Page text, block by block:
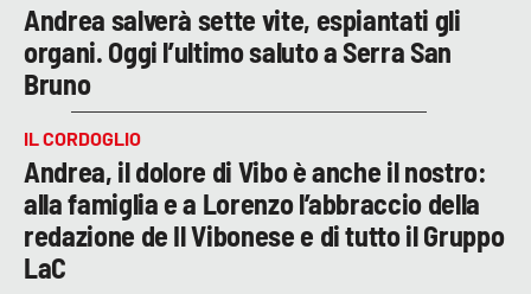
Andrea salverà sette vite, espiantati gli
organi. Oggi l’ultimo saluto a Serra San
Bruno
IL CORDOGLIO
Andrea, il dolore di Vibo è anche il nostro:
alla famiglia e a Lorenzo l’abbraccio della
redazione de Il Vibonese e di tutto il Gruppo
LaC